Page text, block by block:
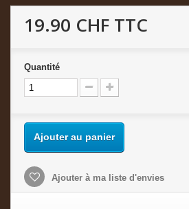
19.90 CHF TTC
Quantité
Ajouter au panier
Ajouter à ma liste d'envies